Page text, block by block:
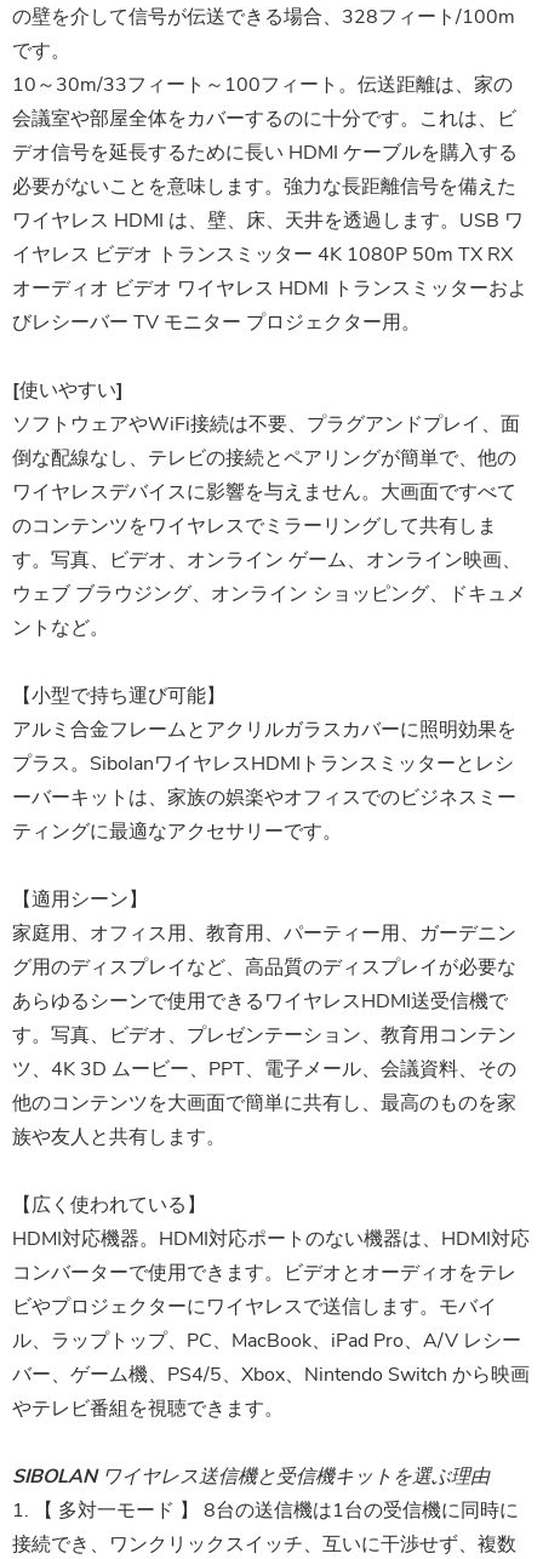
の壁を介して信号が伝送できる場合、328フィート/100m
です。
10～30m/33フィート～100フィート。伝送距離は、家の
会議室や部屋全体をカバーするのに十分です。これは、ビ
デオ信号を延長するために長い HDMI ケーブルを購入する
必要がないことを意味します。強力な長距離信号を備えた
ワイヤレス HDMI は、壁、床、天井を透過します。USB ワ
イヤレス ビデオ トランスミッター 4K 1080P 50m TX RX
オーディオ ビデオ ワイヤレス HDMI トランスミッターおよ
びレシーバー TV モニター プロジェクター用。
[使いやすい]
ソフトウェアやWiFi接続は不要、プラグアンドプレイ、面
倒な配線なし、テレビの接続とペアリングが簡単で、他の
ワイヤレスデバイスに影響を与えません。大画面ですべて
のコンテンツをワイヤレスでミラーリングして共有しま
す。写真、ビデオ、オンライン ゲーム、オンライン映画、
ウェブ ブラウジング、オンライン ショッピング、ドキュメ
ントなど。
【小型で持ち運び可能】
アルミ合金フレームとアクリルガラスカバーに照明効果を
プラス。SibolanワイヤレスHDMIトランスミッターとレシ
ーバーキットは、家族の娯楽やオフィスでのビジネスミー
ティングに最適なアクセサリーです。
【適用シーン】
家庭用、オフィス用、教育用、パーティー用、ガーデニン
グ用のディスプレイなど、高品質のディスプレイが必要な
あらゆるシーンで使用できるワイヤレスHDMI送受信機で
す。写真、ビデオ、プレゼンテーション、教育用コンテン
ツ、4K 3D ムービー、PPT、電子メール、会議資料、その
他のコンテンツを大画面で簡単に共有し、最高のものを家
族や友人と共有します。
【広く使われている】
HDMI対応機器。HDMI対応ポートのない機器は、HDMI対応
コンバーターで使用できます。ビデオとオーディオをテレ
ビやプロジェクターにワイヤレスで送信します。モバイ
ル、ラップトップ、PC、MacBook、iPad Pro、A/V レシー
バー、ゲーム機、PS4/5、Xbox、Nintendo Switch から映画
やテレビ番組を視聴できます。
SIBOLAN ワイヤレス送信機と受信機キットを選ぶ理由
1. 【 多対一モード 】 8台の送信機は1台の受信機に同時に
接続でき、ワンクリックスイッチ、互いに干渉せず、複数